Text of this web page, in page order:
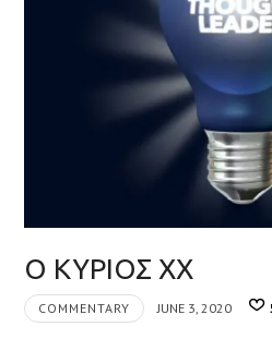
Ο ΚΥΡΙΟΣ ΧΧ
COMMENTARY JUNE 3, 2020